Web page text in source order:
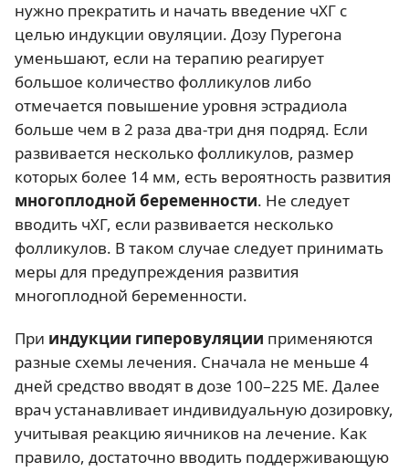
нужно прекратить и начать введение чХГ с
целью индукции овуляции. Дозу Пурегона
уменьшают, если на терапию реагирует
большое количество фолликулов либо
отмечается повышение уровня эстрадиола
больше чем в 2 раза два-три дня подряд. Если
развивается несколько фолликулов, размер
которых более 14 мм, есть вероятность развития
многоплодной беременности. Не следует
вводить чХГ, если развивается несколько
фолликулов. В таком случае следует принимать
меры для предупреждения развития
многоплодной беременности.
При индукции гиперовуляции применяются
разные схемы лечения. Сначала не меньше 4
дней средство вводят в дозе 100–225 МЕ. Далее
врач устанавливает индивидуальную дозировку,
учитывая реакцию яичников на лечение. Как
правило, достаточно вводить поддерживающую